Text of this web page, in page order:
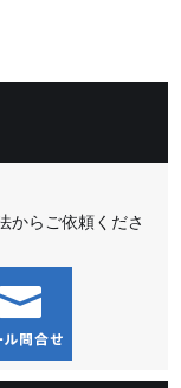
からご依頼くださ